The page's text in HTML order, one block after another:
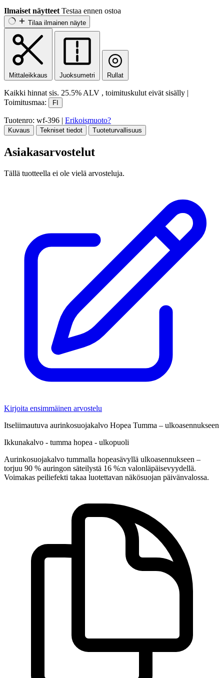
Ilmaiset näytteet Testaa ennen ostoa
Tilaa ilmainen näyte
Mittaleikkaus Juoksumetri Rullat
Kaikki hinnat sis. 25.5% ALV , toimituskulut eivät sisälly |
Toimitusmaa:
FI
Tuotenro: wf-396 | Erikoismuoto?
Kuvaus Tekniset tiedot Tuoteturvallisuus
Asiakasarvostelut
Tällä tuotteella ei ole vielä arvosteluja.
Kirjoita ensimmäinen arvostelu
Itseliimautuva aurinkosuojakalvo Hopea Tumma – ulkoasennukseen
Ikkunakalvo - tumma hopea - ulkopuoli
Aurinkosuojakalvo tummalla hopeasävyllä ulkoasennukseen –
torjuu 90 % auringon säteilystä 16 %:n valonläpäisevyydellä.
Voimakas peiliefekti takaa luotettavan näkösuojan päivänvalossa.